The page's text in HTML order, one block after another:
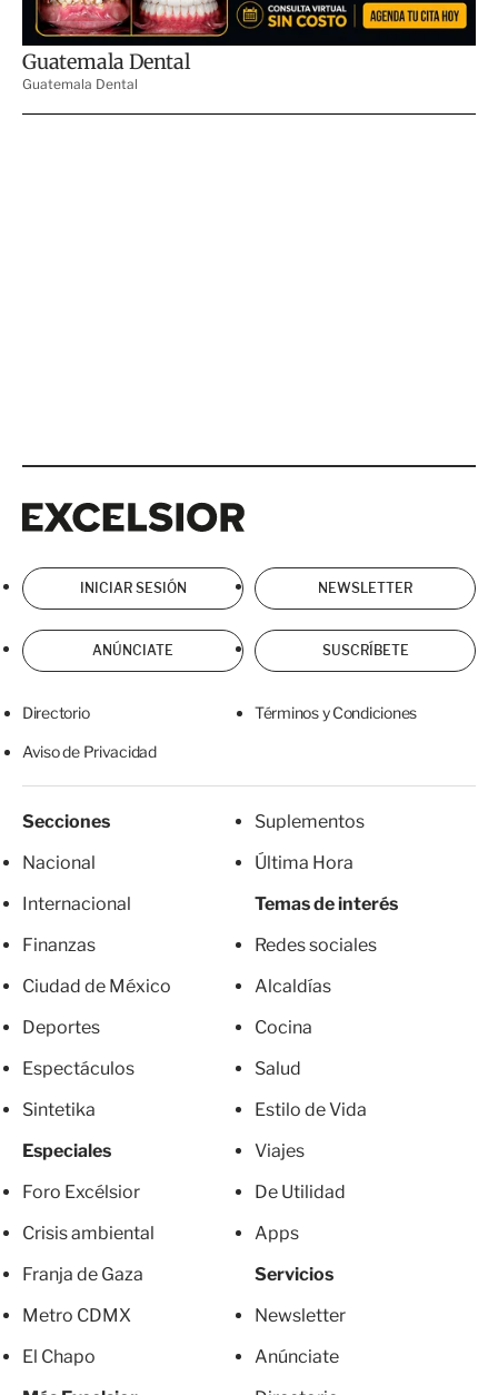
INICIAR SESIÓN NEWSLETTER
ANÚNCIATE SUSCRÍBETE
Directorio Términos y Condiciones
Aviso de Privacidad
Secciones
Nacional
Internacional
Finanzas
Ciudad de México
Deportes
Espectáculos
Sintetika
Especiales
Foro Excélsior
Crisis ambiental
Franja de Gaza
Metro CDMX
El Chapo
Suplementos
Última Hora
Temas de interés
Redes sociales
Alcaldías
Cocina
Salud
Estilo de Vida
Viajes
De Utilidad
Apps
Servicios
Newsletter
Anúnciate